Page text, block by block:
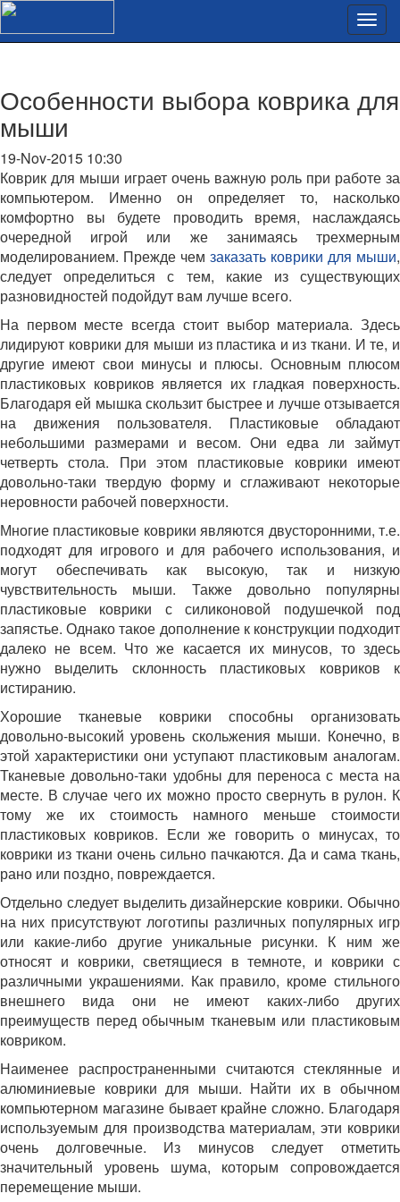
Особенности выбора коврика для
мыши
19-Nov-2015 10:30
Коврик для мыши играет очень важную роль при работе за
компьютером. Именно он определяет то, насколько
комфортно вы будете проводить время, наслаждаясь
очередной игрой или же занимаясь трехмерным
моделированием. Прежде чем заказать коврики для мыши,
следует определиться с тем, какие из существующих
разновидностей подойдут вам лучше всего.
На первом месте всегда стоит выбор материала. Здесь
лидируют коврики для мыши из пластика и из ткани. И те, и
другие имеют свои минусы и плюсы. Основным плюсом
пластиковых ковриков является их гладкая поверхность.
Благодаря ей мышка скользит быстрее и лучше отзывается
на движения пользователя. Пластиковые обладают
небольшими размерами и весом. Они едва ли займут
четверть стола. При этом пластиковые коврики имеют
довольно-таки твердую форму и сглаживают некоторые
неровности рабочей поверхности.
Многие пластиковые коврики являются двусторонними, т.е.
подходят для игрового и для рабочего использования, и
могут обеспечивать как высокую, так и низкую
чувствительность мыши. Также довольно популярны
пластиковые коврики с силиконовой подушечкой под
запястье. Однако такое дополнение к конструкции подходит
далеко не всем. Что же касается их минусов, то здесь
нужно выделить склонность пластиковых ковриков к
истиранию.
Хорошие тканевые коврики способны организовать
довольно-высокий уровень скольжения мыши. Конечно, в
этой характеристики они уступают пластиковым аналогам.
Тканевые довольно-таки удобны для переноса с места на
месте. В случае чего их можно просто свернуть в рулон. К
тому же их стоимость намного меньше стоимости
пластиковых ковриков. Если же говорить о минусах, то
коврики из ткани очень сильно пачкаются. Да и сама ткань,
рано или поздно, повреждается.
Отдельно следует выделить дизайнерские коврики. Обычно
на них присутствуют логотипы различных популярных игр
или какие-либо другие уникальные рисунки. К ним же
относят и коврики, светящиеся в темноте, и коврики с
различными украшениями. Как правило, кроме стильного
внешнего вида они не имеют каких-либо других
преимуществ перед обычным тканевым или пластиковым
ковриком.
Наименее распространенными считаются стеклянные и
алюминиевые коврики для мыши. Найти их в обычном
компьютерном магазине бывает крайне сложно. Благодаря
используемым для производства материалам, эти коврики
очень долговечные. Из минусов следует отметить
значительный уровень шума, которым сопровождается
перемещение мыши.